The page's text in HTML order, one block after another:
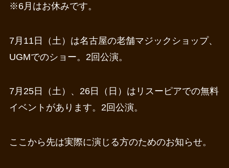
※6月はお休みです。
7月11日（土）は名古屋の老舗マジックショップ、
UGMでのショー。2回公演。
7月25日（土）、26日（日）はリスーピアでの無料
イベントがあります。2回公演。
ここから先は実際に演じる方のためのお知らせ。